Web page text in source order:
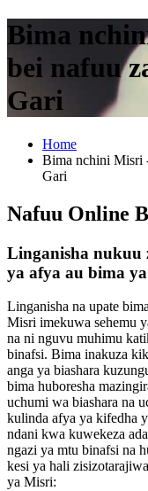
Bima
bei nafuu
Gari
Home
Bima nchini Misri
Gari
Nafuu Online
Linganisha nukuu
ya afya au bima
Linganisha na upate
Misri imekuwa sehemu
na ni nguvu muhimu
binafsi. Bima inakuza
anga ya biashara
bima huboresha
uchumi wa biashara na
kulinda afya ya kifedha
ndani kwa kuwekeza
ngazi ya mtu binafsi na
kesi ya hali
ya Misri: